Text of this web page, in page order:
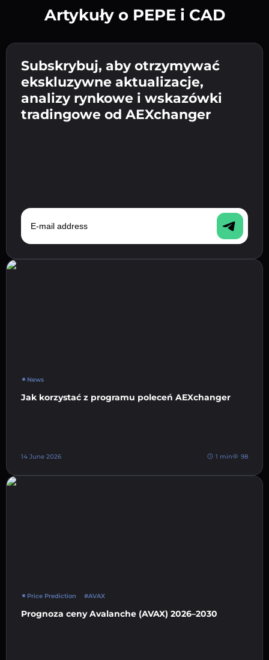
Wpisz adres swojego portfela
kryptowalutowego 👉 przejdź do następnego
kroku.
Potwierdź swoją tożsamość 👉 przejdź do
ostatniego kroku.
Wyślij depozyt 👉 odbierz kryptowalutę lub
walutę fiat w swoim portfelu.
Artykuły o PEPE i CAD
Subskrybuj, aby otrzymywać
ekskluzywne aktualizacje,
analizy rynkowe i wskazówki
tradingowe od AEXchanger
E-mail address
News
Jak korzystać z programu poleceń AEXchanger
14 June 2026 1 min 98
Price Prediction #AVAX
Prognoza ceny Avalanche (AVAX) 2026–2030